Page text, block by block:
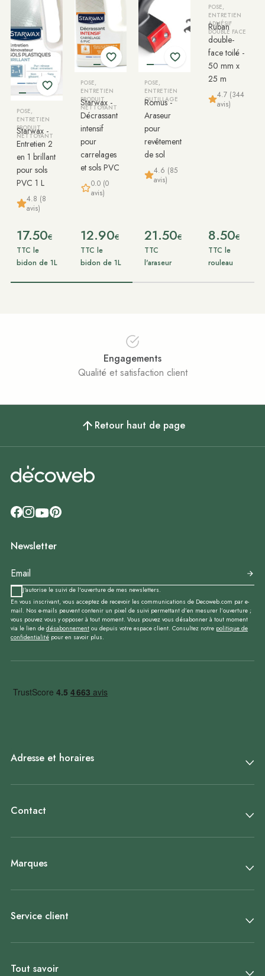
POSE,
ENTRETIEN
PRODUIT
NETTOYANT
Starwax -
Entretien 2
en 1 brillant
pour sols
PVC 1 L
4.8 (8
avis)
17.50€
TTC le
bidon de 1L
POSE,
ENTRETIEN
PRODUIT
NETTOYANT
Starwax -
Décrassant
intensif
pour
carrelages
et sols PVC
0.0 (0
avis)
12.90€
TTC le
bidon de 1L
POSE,
ENTRETIEN
OUTILLAGE
Romus -
Araseur
pour
revêtement
de sol
4.6 (85
avis)
21.50€
TTC
l'araseur
POSE,
ENTRETIEN
ADHÉSIF
DOUBLE FACE
Ruban
double-
face toilé -
50 mm x
25 m
4.7 (344
avis)
8.50€
TTC le
rouleau
Engagements
Qualité et satisfaction client
Retour haut de page
Newsletter
J'autorise le suivi de l'ouverture de mes newsletters.
En vous inscrivant, vous acceptez de recevoir les communications de Decoweb.com par e-
mail. Nos e-mails peuvent contenir un pixel de suivi permettant d’en mesurer l’ouverture ;
vous pouvez vous y opposer à tout moment. Vous pouvez vous désabonner à tout moment
via le lien de désabonnement ou depuis votre espace client. Consultez notre politique de
confidentialité pour en savoir plus.
Adresse et horaires
Contact
Marques
Service client
Tout savoir